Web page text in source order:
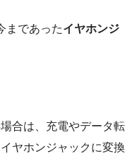
まであったイヤホンジ
合は、充電やデータ転
ヤホンジャックに変換